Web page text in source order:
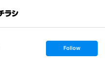
s
t
Follow